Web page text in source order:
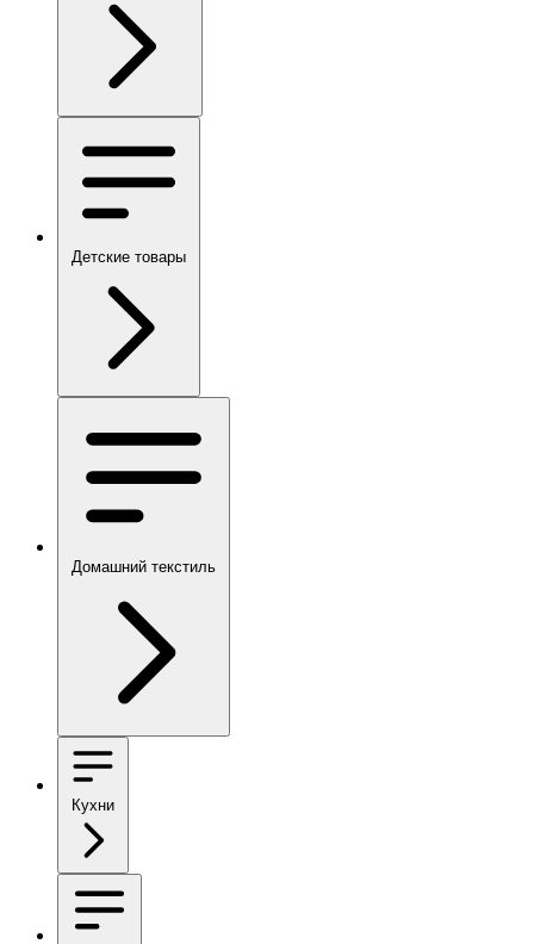
Детские товары
Домашний текстиль
Кухни